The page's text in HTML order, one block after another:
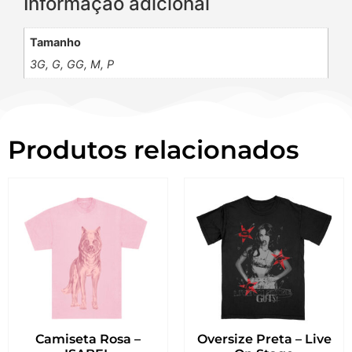
Tamanho
3G, G, GG, M, P
Produtos relacionados
Camiseta Rosa –
Oversize Preta – Live